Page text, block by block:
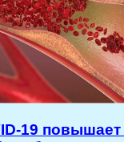
19 повышает